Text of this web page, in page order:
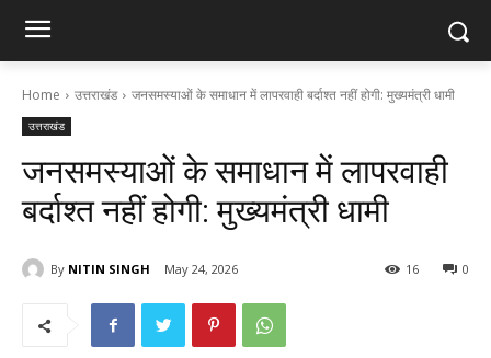
Home उत्तराखंड जनसमस्याओं के समाधान में लापरवाही बर्दाश्त नहीं होगी: मुख्यमंत्री धामी
उत्तराखंड
जनसमस्याओं के समाधान में लापरवाही
बर्दाश्त नहीं होगी: मुख्यमंत्री धामी
By NITIN SINGH May 24, 2026 0
16